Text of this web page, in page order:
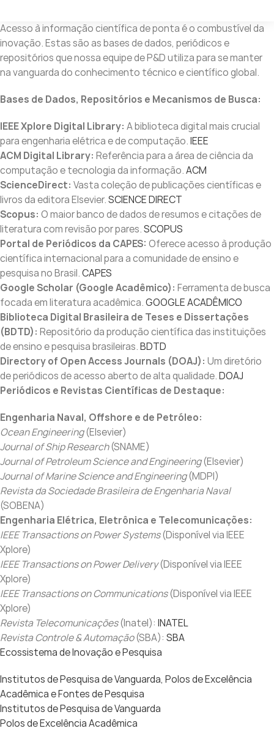
Acesso à informação científica de ponta é o combustível da
inovação. Estas são as bases de dados, periódicos e
repositórios que nossa equipe de P&D utiliza para se manter
na vanguarda do conhecimento técnico e científico global.
Bases de Dados, Repositórios e Mecanismos de Busca:
IEEE Xplore Digital Library: A biblioteca digital mais crucial
para engenharia elétrica e de computação.IEEE
ACM Digital Library: Referência para a área de ciência da
computação e tecnologia da informação.ACM
ScienceDirect: Vasta coleção de publicações científicas e
livros da editora Elsevier.SCIENCE DIRECT
Scopus: O maior banco de dados de resumos e citações de
literatura com revisão por pares.SCOPUS
Portal de Periódicos da CAPES: Oferece acesso à produção
científica internacional para a comunidade de ensino e
pesquisa no Brasil.CAPES
Google Scholar (Google Acadêmico): Ferramenta de busca
focada em literatura acadêmica.GOOGLE ACADÊMICO
Biblioteca Digital Brasileira de Teses e Dissertações
(BDTD): Repositório da produção científica das instituições
de ensino e pesquisa brasileiras.BDTD
Directory of Open Access Journals (DOAJ): Um diretório
de periódicos de acesso aberto de alta qualidade.DOAJ
Periódicos e Revistas Científicas de Destaque:
Engenharia Naval, Offshore e de Petróleo:
Ocean Engineering(Elsevier)
Journal of Ship Research(SNAME)
Journal of Petroleum Science and Engineering(Elsevier)
Journal of Marine Science and Engineering(MDPI)
Revista da Sociedade Brasileira de Engenharia Naval
(SOBENA)
Engenharia Elétrica, Eletrônica e Telecomunicações:
IEEE Transactions on Power Systems(Disponível via IEEE
Xplore)
IEEE Transactions on Power Delivery(Disponível via IEEE
Xplore)
IEEE Transactions on Communications(Disponível via IEEE
Xplore)
Revista Telecomunicações(Inatel): INATEL
Revista Controle & Automação(SBA): SBA
Ecossistema de Inovação e Pesquisa
Institutos de Pesquisa de Vanguarda, Polos de Excelência
Acadêmica e Fontes de Pesquisa
Institutos de Pesquisa de Vanguarda
Polos de Excelência Acadêmica